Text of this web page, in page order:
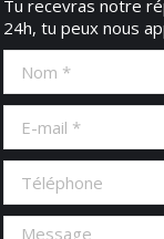
Tu recevras notre
24h, tu peux nous
Téléphone
Message